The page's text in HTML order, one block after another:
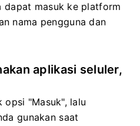
dapat masuk ke platform
nama pengguna dan
aplikasi seluler,
opsi "Masuk", lalu
gunakan saat